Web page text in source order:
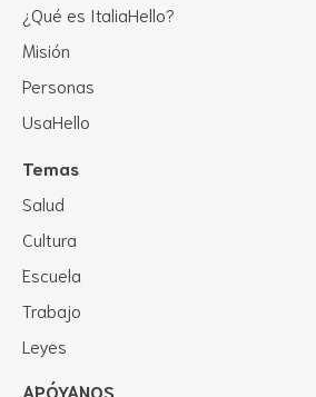
¿Qué es ItaliaHello?
Misión
Personas
UsaHello
Temas
Salud
Cultura
Escuela
Trabajo
Leyes
APÓYANOS